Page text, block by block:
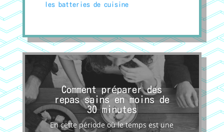
les batteries de cuisine
Comment préparer des
repas sains en moins de
30 minutes
En cette période où le temps est une